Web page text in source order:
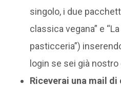
singolo, i due
classica vegana” e
pasticceria”)
login se sei già nostro
Riceverai una mail di